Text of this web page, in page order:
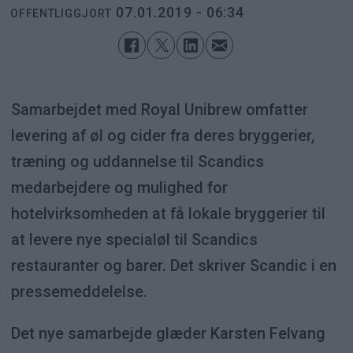
OFFENTLIGGJORT 07.01.2019 - 06:34
Samarbejdet med Royal Unibrew omfatter
levering af øl og cider fra deres bryggerier,
træning og uddannelse til Scandics
medarbejdere og mulighed for
hotelvirksomheden at få lokale bryggerier til
at levere nye specialøl til Scandics
restauranter og barer. Det skriver Scandic i en
pressemeddelelse.
Det nye samarbejde glæder Karsten Felvang